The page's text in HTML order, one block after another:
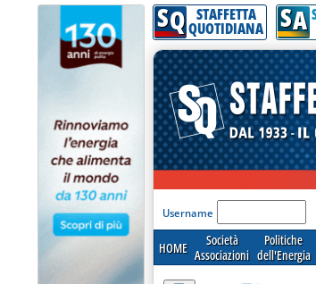
Attenzione! Esegui l'accesso per lèggere
SQ STAFFETTA
QUOTIDIANA SA
'Modulo Login
Username
HOME
Società
Associazioni
Politiche
dell'Energia